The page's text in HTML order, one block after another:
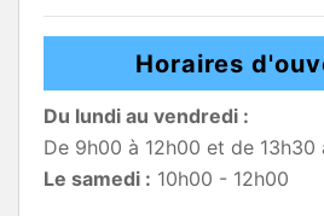
Horaires
Du lundi au vendredi :
De 9h00 à 12h00 et de 13h30
Le samedi : 10h00 - 12h00